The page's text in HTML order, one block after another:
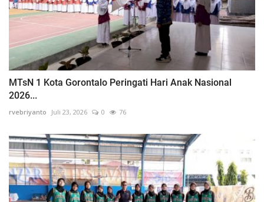
MTsN 1 Kota Gorontalo Peringati Hari Anak Nasional
2026...
rvebriyanto Juli 23, 2026 0 76